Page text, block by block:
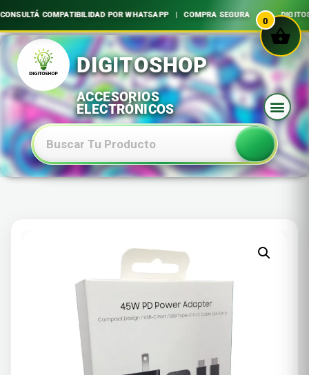
COMPATIBILIDAD POR WHATSAPP | COMPRA SEGURA DIGITOSHOP
Ir
al
contenido
0